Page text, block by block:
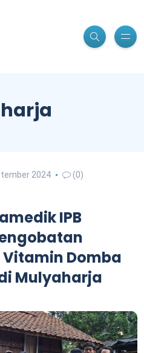
2024 (0)
IPB
Domba
Mulyaharja